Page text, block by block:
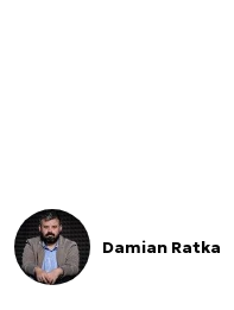
Damian Ratka